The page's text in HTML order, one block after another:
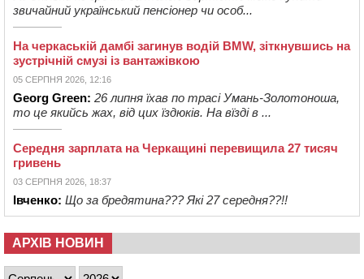
звичайний український пенсіонер чи особ...
На черкаській дамбі загинув водій BMW, зіткнувшись на
зустрічній смузі із вантажівкою
05 СЕРПНЯ 2026, 12:16
Georg Green: 26 липня їхав по трасі Умань-Золотоноша,
то це якийсь жах, від цих їздюків. На вїзді в ...
Середня зарплата на Черкащині перевищила 27 тисяч
гривень
03 СЕРПНЯ 2026, 18:37
Івченко: Що за бредятина??? Які 27 середня??!!
АРХІВ НОВИН